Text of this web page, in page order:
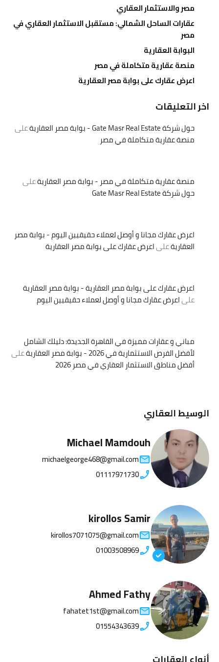
مصر والاستثمار العقاري
عقارات الساحل الشمالي: مستقبل الاستثمار العقاري في
مصر
البوابة العقارية
منصة عقارية متكاملة في مصر
اعرض عقارك على بوابة مصر العقارية
اخر التعليقات
حول شركة Gate Masr Real Estate - بوابة مصر العقارية
على
منصة عقارية متكاملة في مصر
منصة عقارية متكاملة في مصر - بوابة مصر العقاريةعلى
حول شركة Gate Masr Real Estate
اعرض عقارك مجانا و أوصل لعملاء حقيقيين اليوم - بوابة مصر
العقاريةعلىاعرض عقارك على بوابة مصر العقارية
اعرض عقارك على بوابة مصر العقارية - بوابة مصر العقارية
علىاعرض عقارك مجانا و أوصل لعملاء حقيقيين اليوم
مباني و عقارات مميزة في القاهرة الجديدة: دليلك الشامل
لأفضل الفرص الاستثمارية في 2026 - بوابة مصر العقارية
على
أفضل مناطق الاستثمار العقاري في مصر 2026
الوسيط العقاري
Michael Mamdouh
michaelgeorge468@gmail.com
01117971730
kirollos Samir
kirollos7071075@gmail.com
01003508969
Ahmed Fathy
fahatet1st@gmail.com
01554343639